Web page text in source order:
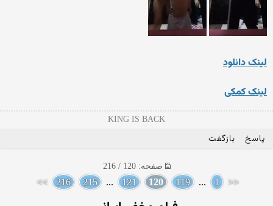
لینک دانلود
لینک کمکی
KING IS BACK
پاسخ بازگفت
صفحه: 120 / 216
<<
1
...
119
120
121
...
215
216
>>